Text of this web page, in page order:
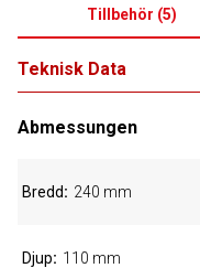
Tillbehör (5)
Teknisk Data
Abmessungen
Bredd 240 mm
Djup 110 mm